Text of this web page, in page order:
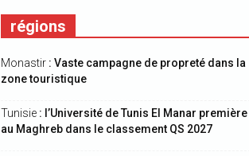
régions
Monastir : Vaste campagne de propreté dans la
zone touristique
Tunisie : l’Université de Tunis El Manar première
au Maghreb dans le classement QS 2027